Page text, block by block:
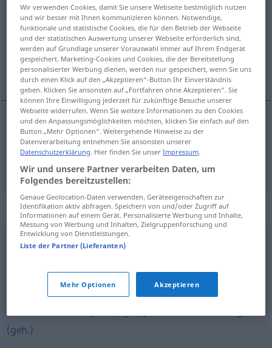
nebenprp <datodakk>
Übersicht aller Übersetzungen
(Für mehr Details die Übersetzung anklicken/antippen)
vedle, vedlejší
vedle GEN neben
vedlejší in Zssgn
Synonyme für "neben"
dagegen (ugs.)
außerdem,obendrein nebst
und
(geh.)
Wir verwenden Cookies, damit Sie unsere Webseite bestmöglich nutzen
und wir besser mit Ihnen kommunizieren können. Notwendige,
funktionale und statistische Cookies, die für den Betrieb der Webseite
und der statistischen Auswertung unserer Webseite erforderlich sind,
werden auf Grundlage unserer Vorauswahl immer auf Ihrem Endgerät
gespeichert. Marketing-Cookies und Cookies, die der Bereitstellung
personalisierter Werbung dienen, werden nur gespeichert, wenn Sie uns
durch einen Klick auf den „Akzeptieren“-Button Ihr Einverständnis
geben. Klicken Sie ansonsten auf „Fortfahren ohne Akzeptieren“. Sie
können Ihre Einwilligung jederzeit für zukünftige Besuche unserer
Webseite widerrufen. Wenn Sie weitere Informationen zu den Cookies
und den Anpassungsmöglichkeiten möchten, klicken Sie einfach auf den
Button „Mehr Optionen“. Weitergehende Hinweise zu der
Datenverarbeitung entnehmen Sie ansonsten unserer
Datenschutzerklärung. Hier finden Sie unserImpressum.
Wir und unsere Partner verarbeiten Daten, um
Folgendes bereitzustellen:
Genaue Geolocation-Daten verwenden. Geräteeigenschaften zur
Identifikation aktiv abfragen. Speichern von und/oder Zugriff auf
Informationen auf einem Gerät. Personalisierte Werbung und Inhalte,
Messung von Werbung und Inhalten, Zielgruppenforschung und
Entwicklung von Dienstleistungen.
Liste der Partner (Lieferanten)
Mehr Optionen Akzeptieren